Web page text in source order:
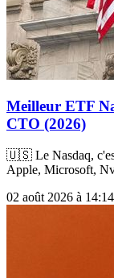
Meilleur ETF
CTO (2026)
🇺🇸 Le Nasdaq, c'est
Apple, Microsoft,
02 août 2026 à 14:14